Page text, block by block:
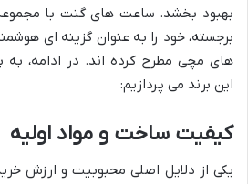
بهبود بخشد. ساعت های گنت با مجموعه
برجسته، خود را به عنوان گزینه ای
های مچی مطرح کرده اند. در ادامه، به
این برند می پردازیم:
کیفیت ساخت و مواد اولیه
یکی از دلایل اصلی محبوبیت و ارزش